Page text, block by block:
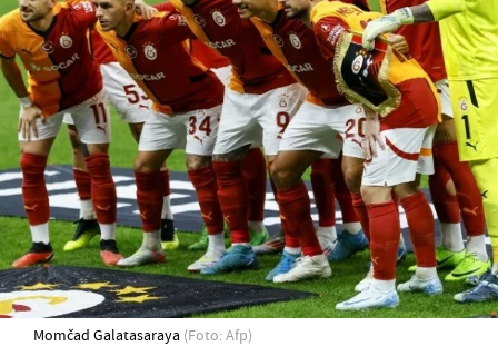
Momčad Galatasaraya (Foto: Afp)